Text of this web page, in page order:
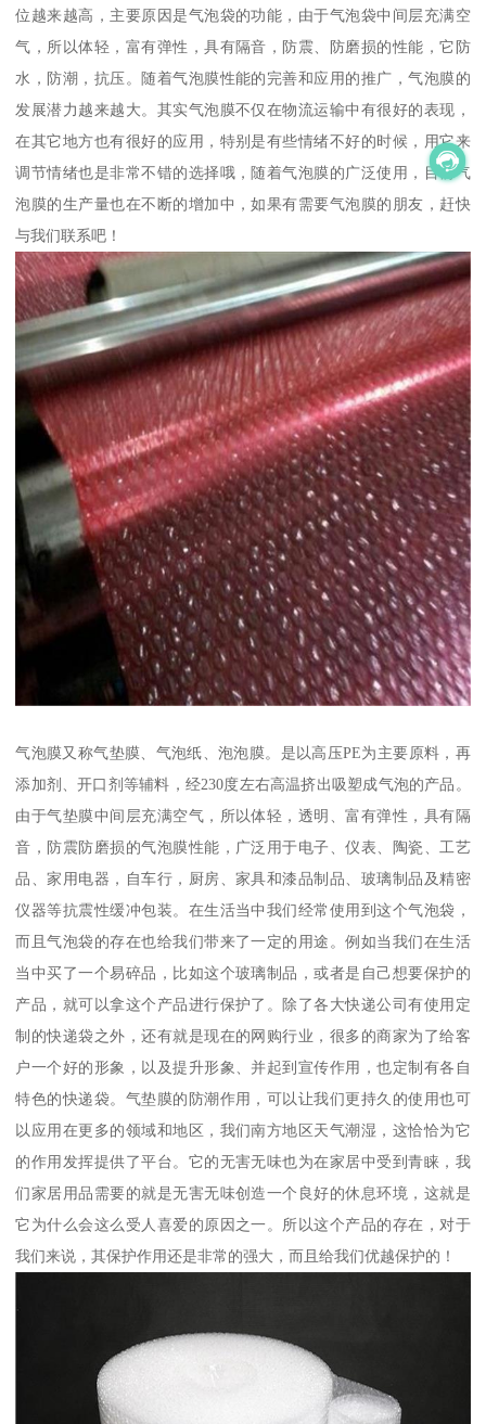
位越来越高，主要原因是气泡袋的功能，由于气泡袋中间层充满空
气，所以体轻，富有弹性，具有隔音，防震、防磨损的性能，它防
水，防潮，抗压。随着气泡膜性能的完善和应用的推广，气泡膜的
发展潜力越来越大。其实气泡膜不仅在物流运输中有很好的表现，
在其它地方也有很好的应用，特别是有些情绪不好的时候，用它来
调节情绪也是非常不错的选择哦，随着气泡膜的广泛使用，目前气
泡膜的生产量也在不断的增加中，如果有需要气泡膜的朋友，赶快
与我们联系吧！
气泡膜又称气垫膜、气泡纸、泡泡膜。是以高压PE为主要原料，再
添加剂、开口剂等辅料，经230度左右高温挤出吸塑成气泡的产品。
由于气垫膜中间层充满空气，所以体轻，透明、富有弹性，具有隔
音，防震防磨损的气泡膜性能，广泛用于电子、仪表、陶瓷、工艺
品、家用电器，自车行，厨房、家具和漆品制品、玻璃制品及精密
仪器等抗震性缓冲包装。在生活当中我们经常使用到这个气泡袋，
而且气泡袋的存在也给我们带来了一定的用途。例如当我们在生活
当中买了一个易碎品，比如这个玻璃制品，或者是自己想要保护的
产品，就可以拿这个产品进行保护了。除了各大快递公司有使用定
制的快递袋之外，还有就是现在的网购行业，很多的商家为了给客
户一个好的形象，以及提升形象、并起到宣传作用，也定制有各自
特色的快递袋。气垫膜的防潮作用，可以让我们更持久的使用也可
以应用在更多的领域和地区，我们南方地区天气潮湿，这恰恰为它
的作用发挥提供了平台。它的无害无味也为在家居中受到青睐，我
们家居用品需要的就是无害无味创造一个良好的休息环境，这就是
它为什么会这么受人喜爱的原因之一。所以这个产品的存在，对于
我们来说，其保护作用还是非常的强大，而且给我们优越保护的！